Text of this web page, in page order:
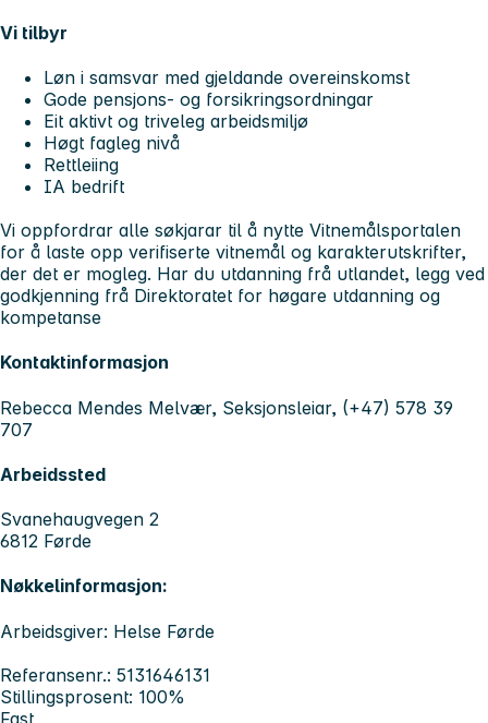
Vi tilbyr
Løn i samsvar med gjeldande overeinskomst
Gode pensjons- og forsikringsordningar
Eit aktivt og triveleg arbeidsmiljø
Høgt fagleg nivå
Rettleiing
IA bedrift
Vi oppfordrar alle søkjarar til å nytte Vitnemålsportalen
for å laste opp verifiserte vitnemål og karakterutskrifter,
der det er mogleg. Har du utdanning frå utlandet, legg ved
godkjenning frå Direktoratet for høgare utdanning og
kompetanse
Kontaktinformasjon
Rebecca Mendes Melvær, Seksjonsleiar, (+47) 578 39
707
Arbeidssted
Svanehaugvegen 2
6812 Førde
Nøkkelinformasjon:
Arbeidsgiver: Helse Førde
Referansenr.: 5131646131
Stillingsprosent: 100%
Fast